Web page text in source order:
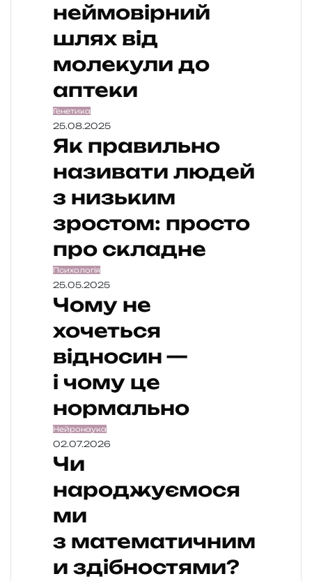
неймовірний
шлях від
молекули до
аптеки
Генетика
25.08.2025
Як правильно
називати людей
з низьким
зростом: просто
про складне
Психологія
25.05.2025
Чому не
хочеться
відносин —
і чому це
нормально
Нейронаука
02.07.2026
Чи
народжуємося
ми
з математичним
и здібностями?